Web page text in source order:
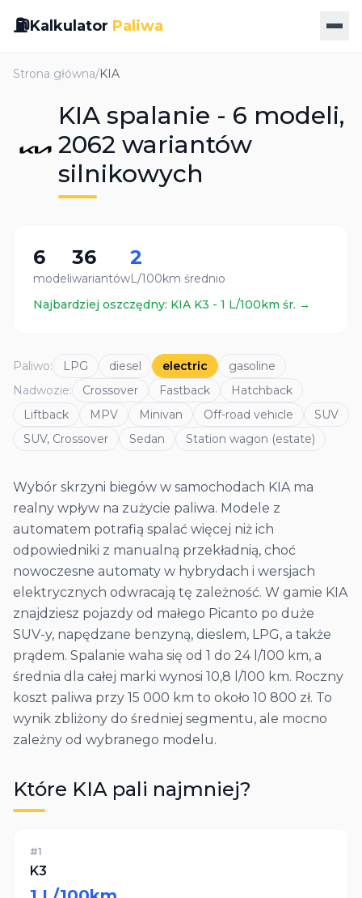
⛽Kalkulator Paliwa
Strona główna/KIA
KIA spalanie - 6 modeli,
2062 wariantów
silnikowych
6
modeli
36
wariantów
2
L/100km średnio
Najbardziej oszczędny: KIA K3 - 1 L/100km śr. →
Paliwo: LPG diesel electric
gasoline
Nadwozie: Crossover Fastback
Hatchback
Liftback
MPV Minivan Off-road vehicle
SUV
SUV, Crossover
Sedan Station wagon (estate)
Wybór skrzyni biegów w samochodach KIA ma
realny wpływ na zużycie paliwa. Modele z
automatem potrafią spalać więcej niż ich
odpowiedniki z manualną przekładnią, choć
nowoczesne automaty w hybrydach i wersjach
elektrycznych odwracają tę zależność. W gamie KIA
znajdziesz pojazdy od małego Picanto po duże
SUV-y, napędzane benzyną, dieslem, LPG, a także
prądem. Spalanie waha się od 1 do 24 l/100 km, a
średnia dla całej marki wynosi 10,8 l/100 km. Roczny
koszt paliwa przy 15 000 km to około 10 800 zł. To
wynik zbliżony do średniej segmentu, ale mocno
zależny od wybranego modelu.
Które KIA pali najmniej?
#1
K3